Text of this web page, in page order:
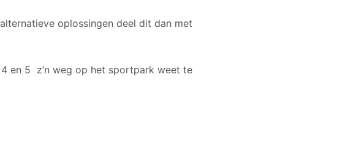
oplossingen deel dit dan met
en 5 z’n weg op het sportpark weet te